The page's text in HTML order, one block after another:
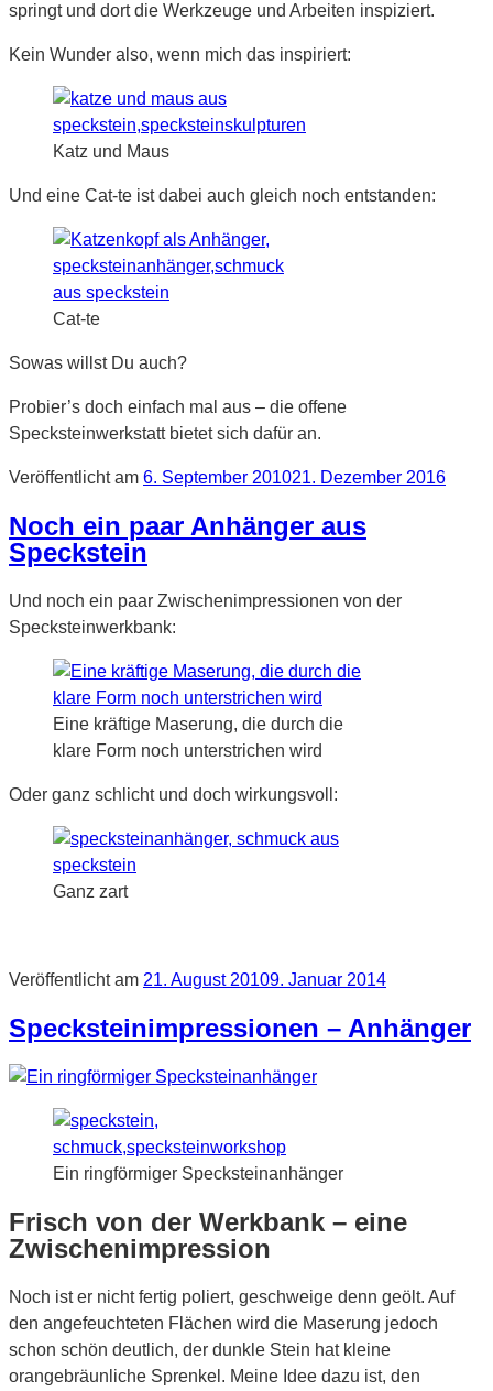
springt und dort die Werkzeuge und Arbeiten inspiziert.
Kein Wunder also, wenn mich das inspiriert:
Katz und Maus
Und eine Cat-te ist dabei auch gleich noch entstanden:
Cat-te
Sowas willst Du auch?
Probier’s doch einfach mal aus – die offene
Specksteinwerkstatt bietet sich dafür an.
Veröffentlicht am 6. September 201021. Dezember 2016
Noch ein paar Anhänger aus
Speckstein
Und noch ein paar Zwischenimpressionen von der
Specksteinwerkbank:
Eine kräftige Maserung, die durch die
klare Form noch unterstrichen wird
Oder ganz schlicht und doch wirkungsvoll:
Ganz zart
Veröffentlicht am 21. August 20109. Januar 2014
Specksteinimpressionen – Anhänger
Ein ringförmiger Specksteinanhänger
Frisch von der Werkbank – eine
Zwischenimpression
Noch ist er nicht fertig poliert, geschweige denn geölt. Auf
den angefeuchteten Flächen wird die Maserung jedoch
schon schön deutlich, der dunkle Stein hat kleine
orangebräunliche Sprenkel. Meine Idee dazu ist, den